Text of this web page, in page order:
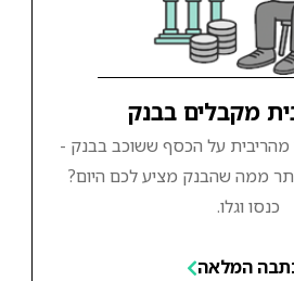
מקבלים בבנק
על הכסף ששוכב בבנק -
ממה שהבנק מציע לכם היום?
כנסו וגלו.
המלאה